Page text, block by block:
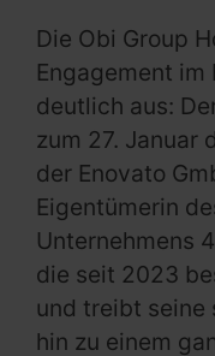
Die Obi Group
Engagement im
deutlich aus:
zum 27. Januar
der Enovato
Eigentümerin
Unternehmens
die seit 2023
und treibt seine
hin zu einem